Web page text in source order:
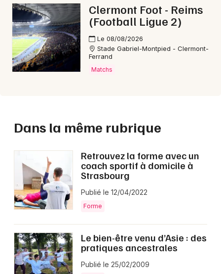
Clermont Foot - Reims
(Football Ligue 2)
Le 08/08/2026
Stade Gabriel-Montpied - Clermont-
Ferrand
Matchs
Dans la même rubrique
Retrouvez la forme avec un
coach sportif à domicile à
Strasbourg
Publié le 12/04/2022
Forme
Le bien-être venu d’Asie : des
pratiques ancestrales
Publié le 25/02/2009